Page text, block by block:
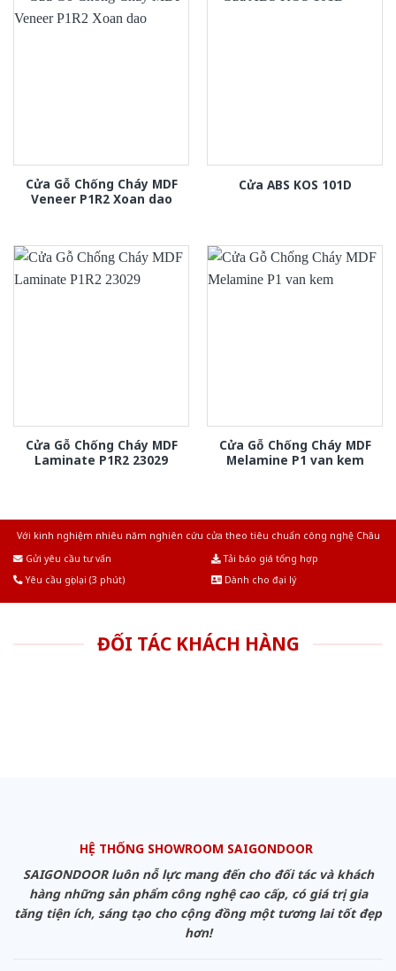
Cửa Gỗ Chống Cháy MDF
Veneer P1R2 Xoan dao
Cửa ABS KOS 101D
Cửa Gỗ Chống Cháy MDF
Laminate P1R2 23029
Cửa Gỗ Chống Cháy MDF
Melamine P1 van kem
Với kinh nghiệm nhiêu năm nghiên cứu cửa theo tiêu chuẩn công nghệ Châu
Gửi yêu cầu tư vấn
Tải báo giá tổng hợp
Yêu cầu gọi lại (3 phút)
Dành cho đại lý
ĐỐI TÁC KHÁCH HÀNG
HỆ THỐNG SHOWROOM SAIGONDOOR
SAIGONDOOR luôn nỗ lực mang đến cho đối tác và khách
hàng những sản phẩm công nghệ cao cấp, có giá trị gia
tăng tiện ích, sáng tạo cho cộng đồng một tương lai tốt đẹp
hơn!